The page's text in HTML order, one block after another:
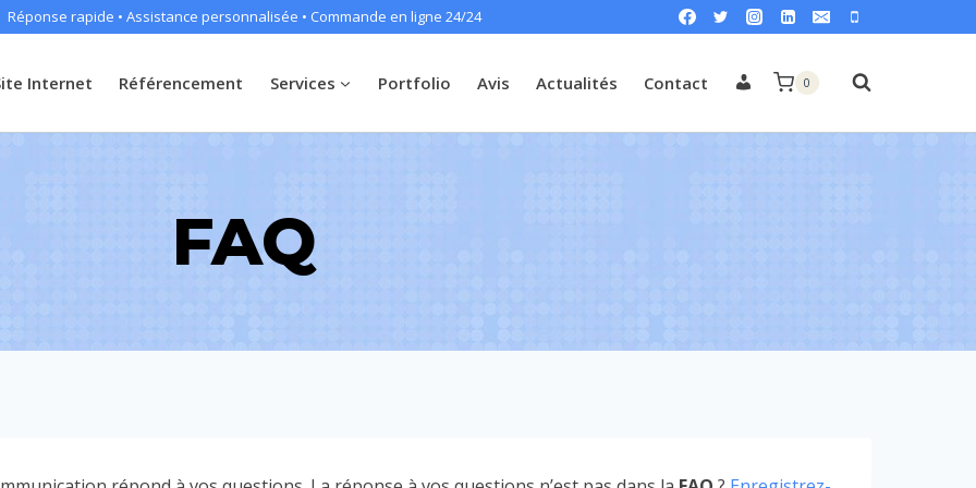
Réponse rapide • Assistance personnalisée • Commande en ligne 24/24
Internet Référencement Services Portfolio Avis Actualités Contact
Mon
0
FAQ